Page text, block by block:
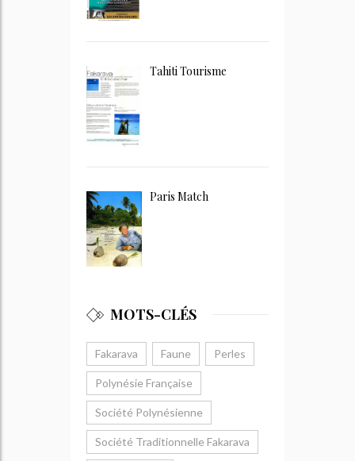
Tahiti Tourisme
Paris Match
MOTS-CLÉS
Fakarava Faune Perles
Polynésie Française
Société Polynésienne
Société Traditionnelle Fakarava